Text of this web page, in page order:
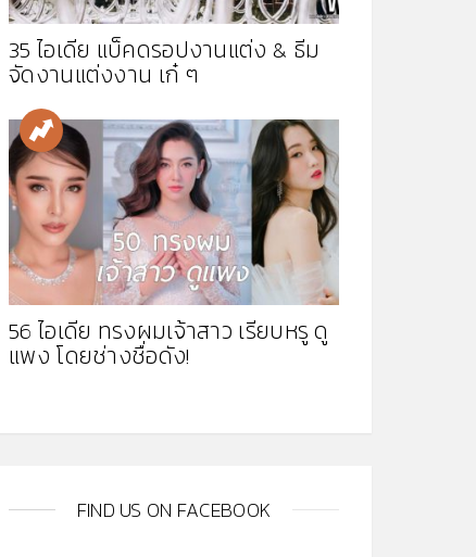
35 ไอเดีย แบ็คดรอปงานแต่ง & ธีม
จัดงานแต่งงาน เก๋ ๆ
56 ไอเดีย ทรงผมเจ้าสาว เรียบหรู ดู
แพง โดยช่างชื่อดัง!
FIND US ON FACEBOOK